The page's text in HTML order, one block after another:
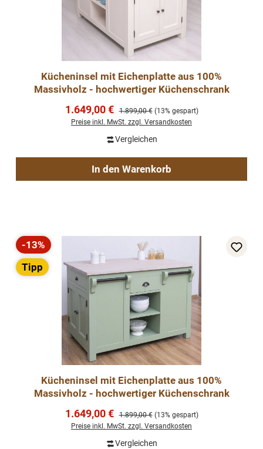
Kücheninsel mit Eichenplatte aus 100%
Massivholz - hochwertiger Küchenschrank
Verkaufspreis:
1.649,00 € Regulärer Preis:
1.899,00 € (13% gespart)
Preise inkl. MwSt. zzgl. Versandkosten
Vergleichen
In den Warenkorb
Rabatt
-13%
Tipp
Kücheninsel mit Eichenplatte aus 100%
Massivholz - hochwertiger Küchenschrank
Verkaufspreis:
1.649,00 € Regulärer Preis:
1.899,00 € (13% gespart)
Preise inkl. MwSt. zzgl. Versandkosten
Vergleichen